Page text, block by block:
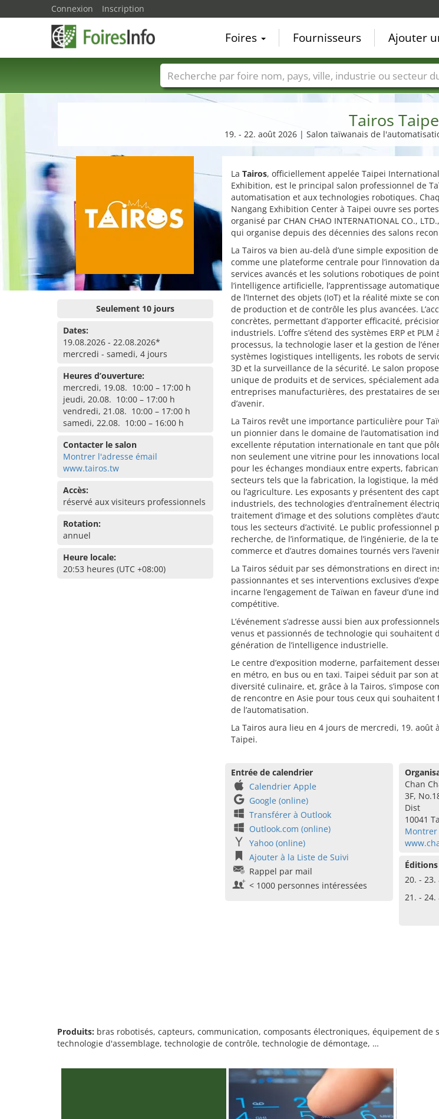
Tairos
19. - 22. août 2026 | Salon taïwanais de
Seulement 10 jours
Dates:
19.08.2026 - 22.08.2026*
mercredi - samedi, 4 jours
Heures d’ouverture:
mercredi, 19.08. 10:00 – 17:00 h
jeudi, 20.08. 10:00 – 17:00 h
vendredi, 21.08. 10:00 – 17:00 h
samedi, 22.08. 10:00 – 16:00 h
Contacter le salon
Montrer l'adresse émail
www.tairos.tw
Accès:
réservé aux visiteurs professionnels
Rotation:
annuel
Heure locale:
20:53 heures (UTC +08:00)
La Tairos, officiellement appelée Taipei
Exhibition, est le principal salon professionnel de
automatisation et aux technologies robotiques.
Nangang Exhibition Center à Taipei ouvre ses
organisé par CHAN CHAO INTERNATIONAL CO.,
qui organise depuis des décennies des salons
La Tairos va bien au-delà d’une simple exposition
comme une plateforme centrale pour l’innovation
services avancés et les solutions robotiques de
l’intelligence artificielle, l’apprentissage
de l’Internet des objets (IoT) et la réalité mixte se
de production et de contrôle les plus avancées.
concrètes, permettant d’apporter efficacité,
industriels. L’offre s’étend des systèmes ERP et
processus, la technologie laser et la gestion de
systèmes logistiques intelligents, les robots de
3D et la surveillance de la sécurité. Le salon
unique de produits et de services, spécialement
entreprises manufacturières, des prestataires de
d’avenir.
La Tairos revêt une importance particulière pour
un pionnier dans le domaine de l’automatisation
excellente réputation internationale en tant que
non seulement une vitrine pour les innovations
pour les échanges mondiaux entre experts,
secteurs tels que la fabrication, la logistique, la
ou l’agriculture. Les exposants y présentent des
industriels, des technologies d’entraînement
traitement d’image et des solutions complètes
tous les secteurs d’activité. Le public professionnel
recherche, de l’informatique, de l’ingénierie, de la
commerce et d’autres domaines tournés vers
La Tairos séduit par ses démonstrations en direct
passionnantes et ses interventions exclusives
incarne l’engagement de Taïwan en faveur d’une
compétitive.
L’événement s’adresse aussi bien aux
venus et passionnés de technologie qui souhaitent
génération de l’intelligence industrielle.
Le centre d’exposition moderne, parfaitement
en métro, en bus ou en taxi. Taipei séduit par son
diversité culinaire, et, grâce à la Tairos, s’impose
de rencontre en Asie pour tous ceux qui souhaitent
de l’automatisation.
La Tairos aura lieu en 4 jours de mercredi, 19. août
Taipei.
Entrée de calendrier
Calendrier Apple
Google (online)
Transférer à Outlook
Outlook.com (online)
Yahoo (online)
Ajouter à la Liste de Suivi
Rappel par mail
< 1000 personnes intéressées
Chan
3F,
Dist
10041
Montrer
20. - 23.
21. - 24.
Produits: bras robotisés, capteurs, communication, composants électroniques, équipement
technologie d'assemblage, technologie de contrôle, technologie de démontage, …
Connexion Inscription
Foires Fournisseurs Ajouter
Foire noms Pays Villes Secteurs de foire